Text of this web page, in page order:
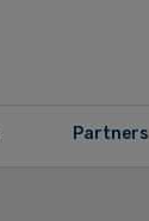
Partners